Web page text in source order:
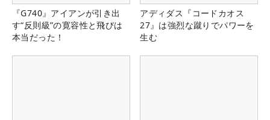
『G740』アイアンが引き出
す“反則級”の寛容性と飛びは
本当だった！
アディダス『コードカオス
27』は強烈な蹴りでパワーを
生む